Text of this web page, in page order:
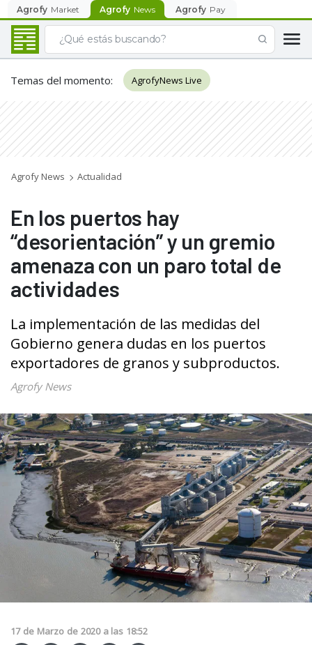
Agrofy Market Agrofy News Agrofy Pay
Temas del momento: AgrofyNews Live
Agrofy News Actualidad
En los puertos hay
“desorientación” y un gremio
amenaza con un paro total de
actividades
La implementación de las medidas del
Gobierno genera dudas en los puertos
exportadores de granos y subproductos.
Agrofy News
17 de Marzo de 2020 a las 18:52